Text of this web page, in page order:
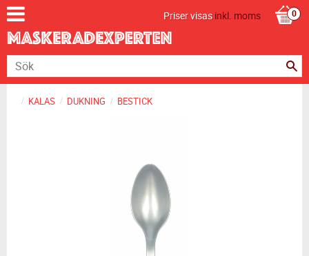
Priser visasinkl. moms
KALAS DUKNING BESTICK